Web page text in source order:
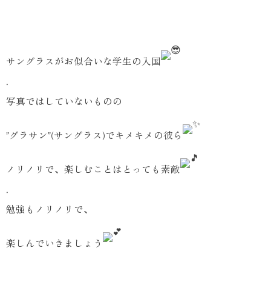
サングラスがお似合いな学生の入国
.
写真ではしていないものの
”グラサン”(サングラス)でキメキメの彼ら
ノリノリで、楽しむことはとっても素敵
.
勉強もノリノリで、
楽しんでいきましょう